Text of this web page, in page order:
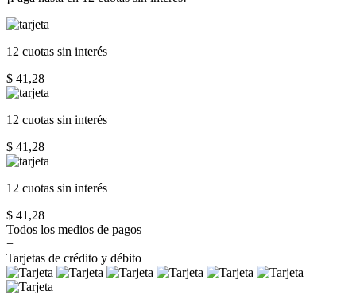
12 cuotas sin interés
$ 41,28
12 cuotas sin interés
$ 41,28
12 cuotas sin interés
$ 41,28
Todos los medios de pagos
+
Tarjetas de crédito y débito